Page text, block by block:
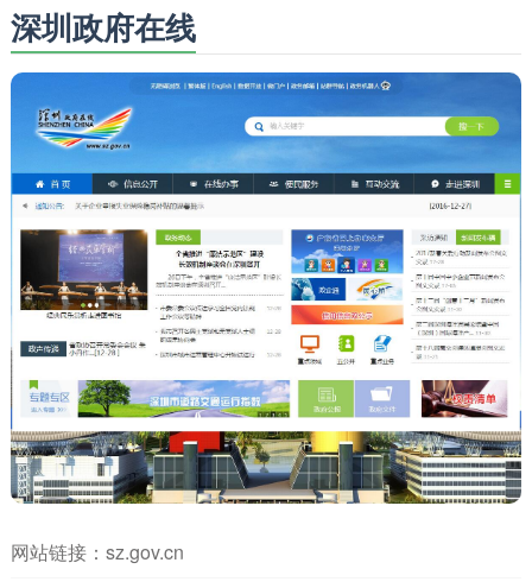
深圳政府在线
网站链接： sz.gov.cn